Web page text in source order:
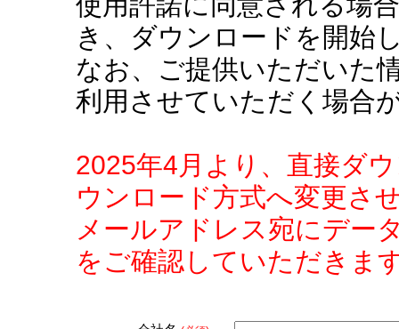
き、ダウンロードを開始
なお、ご提供いただいた
利用させていただく場合
2025年4月より、直接ダ
ウンロード方式へ変更さ
メールアドレス宛にデー
をご確認していただきま